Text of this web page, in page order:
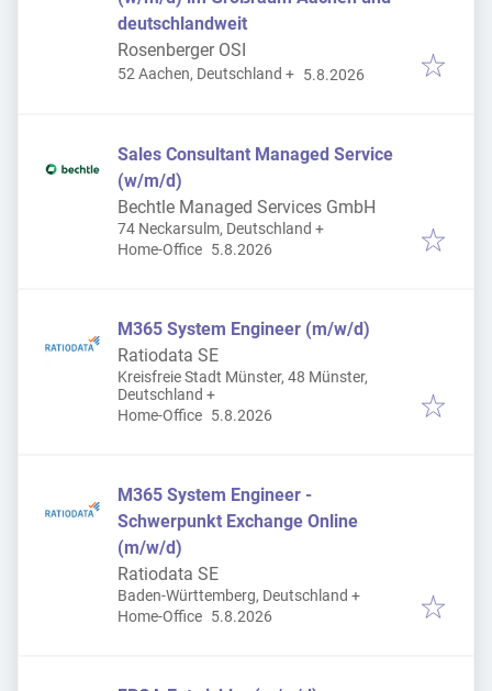
deutschlandweit
Rosenberger OSI
52 Aachen, Deutschland + Veröffentlicht
5.8.2026
Sales Consultant Managed Service
(w/m/d)
Bechtle Managed Services GmbH
74 Neckarsulm, Deutschland +
Home-Office Veröffentlicht
5.8.2026
M365 System Engineer (m/w/d)
Ratiodata SE
Kreisfreie Stadt Münster, 48 Münster,
Deutschland +
Home-Office Veröffentlicht
5.8.2026
M365 System Engineer -
Schwerpunkt Exchange Online
(m/w/d)
Ratiodata SE
Baden-Württemberg, Deutschland +
Home-Office Veröffentlicht
5.8.2026